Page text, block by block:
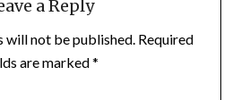
a Reply
will not be published. Required
are marked*